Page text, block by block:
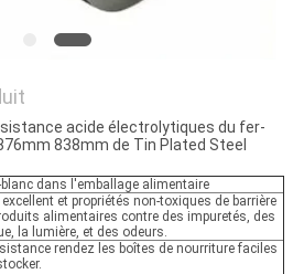
acide électrolytiques du fer-
838mm de Tin Plated Steel
dans l'emballage alimentaire
et propriétés non-toxiques de barrière
alimentaires contre des impuretés, des
la lumière, et des odeurs.
rendez les boîtes de nourriture faciles